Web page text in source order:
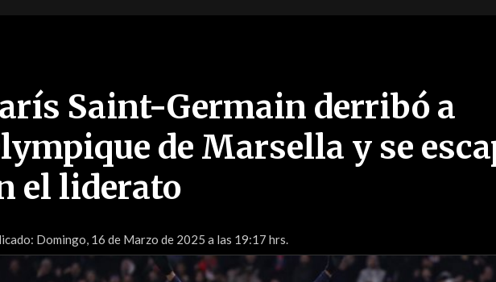
Saint-Germain derribó a
de Marsella y se
el liderato
Domingo, 16 de Marzo de 2025 a las 19:17 hrs.